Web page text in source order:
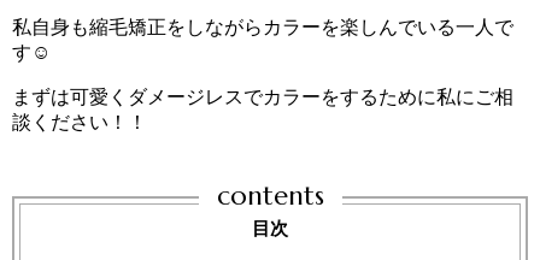
私自身も縮毛矯正をしながらカラーを楽しんでいる一人で
す☺︎
まずは可愛くダメージレスでカラーをするために私にご相
談ください！！
contents
目次